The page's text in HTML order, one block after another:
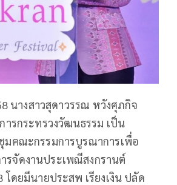
นางสาวสุดาวรรณ หวังศุภกิจ
ารกระทรวงวัฒนธรรม เป็น
มคณะกรรมการบูรณาการเพื่อ
รจัดงานประเพณีสงกรานต์
ดยมีนายประสพ เรียงเงิน ปลัด